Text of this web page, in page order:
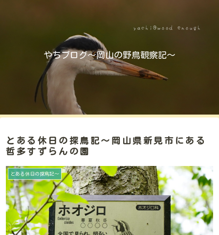
やちブログ～岡山の野鳥観察記～
とある休日の探鳥記～岡山県新見市にある
哲多すずらんの園
とある休日の探鳥記～